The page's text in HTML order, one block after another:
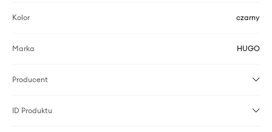
Kolor czarny
Marka HUGO
Producent
ID Produktu